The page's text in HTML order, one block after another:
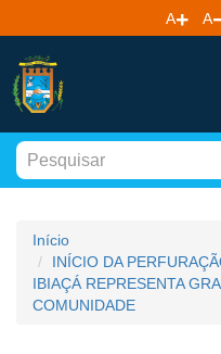
A A
Início
INÍCIO DA
IBIAÇÁ REPRESENTA
COMUNIDADE